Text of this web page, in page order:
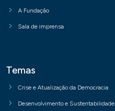
A Fundação
Sala de imprensa
Temas
Crise e Atualização da Democracia
Desenvolvimento e Sustentabilidade